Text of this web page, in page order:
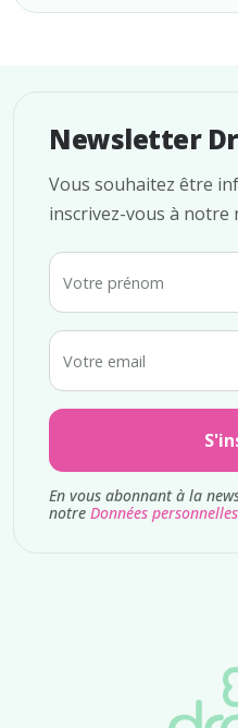
Newsletter
Vous souhaitez être
inscrivez-vous à notre
Votre prénom
Votre email
En vous abonnant à la
notre Données